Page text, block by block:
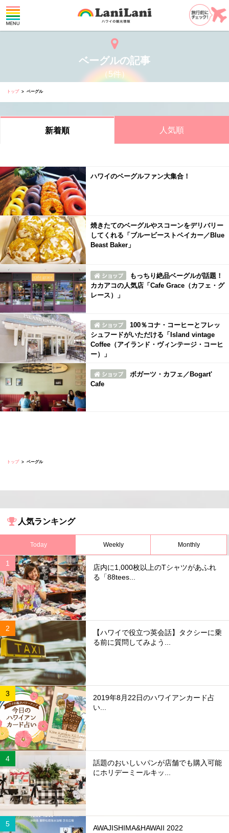
ベーグルの記事
（5件）
トップ ベーグル
新着順 人気順
ハワイのベーグルファン大集合！
焼きたてのベーグルやスコーンをデリバリー
してくれる「ブルービーストベイカー／Blue
Beast Baker」
もっちり絶品ベーグルが話題！
カカアコの人気店「Cafe Grace（カフェ・グ
レース）」
100％コナ・コーヒーとフレッ
シュフードがいただける「Island vintage
Coffee（アイランド・ヴィンテージ・コーヒ
ー）」
ボガーツ・カフェ／Bogart'
Cafe
トップ ベーグル
人気ランキング
Today Weekly Monthly
店内に1,000枚以上のTシャツがあふれ
る「88tees...
【ハワイで役立つ英会話】タクシーに乗
る前に質問してみよう...
2019年8月22日のハワイアンカード占
い...
話題のおいしいパンが店舗でも購入可能
にホリデーミールキッ...
AWAJISHIMA&HAWAII 2022